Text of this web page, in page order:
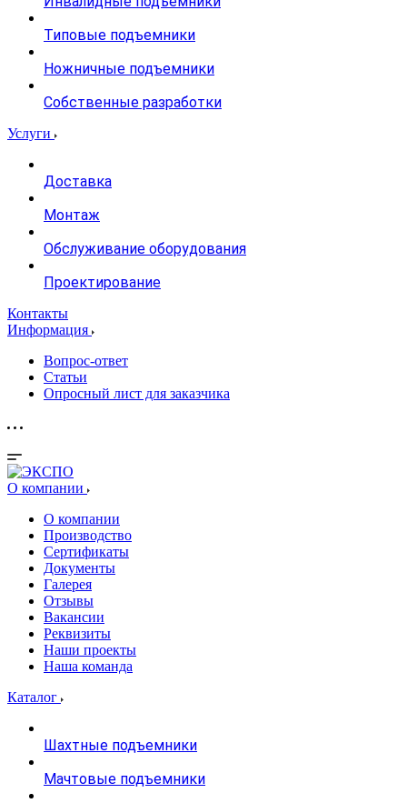
Типовые подъемники
Ножничные подъемники
Собственные разработки
Услуги
Доставка
Монтаж
Обслуживание оборудования
Проектирование
Контакты
Информация
Вопрос-ответ
Статьи
Опросный лист для заказчика
О компании
О компании
Производство
Сертификаты
Документы
Галерея
Отзывы
Вакансии
Реквизиты
Наши проекты
Наша команда
Каталог
Шахтные подъемники
Мачтовые подъемники